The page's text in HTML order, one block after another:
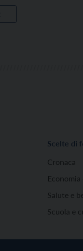
Scelte di
Cronaca
Economia
Salute e
Scuola e